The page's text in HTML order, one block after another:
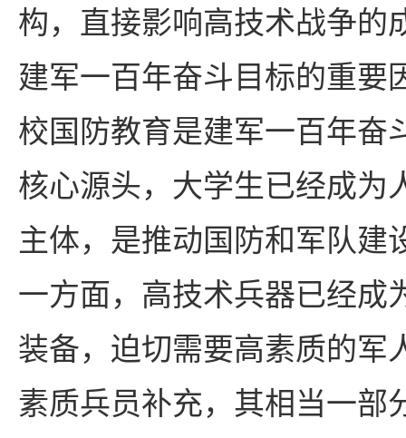
构，直接影响高技术战争的
建军一百年奋斗目标的重要
校国防教育是建军一百年奋
核心源头，大学生已经成为
主体，是推动国防和军队建
一方面，高技术兵器已经成
装备，迫切需要高素质的军
素质兵员补充，其相当一部